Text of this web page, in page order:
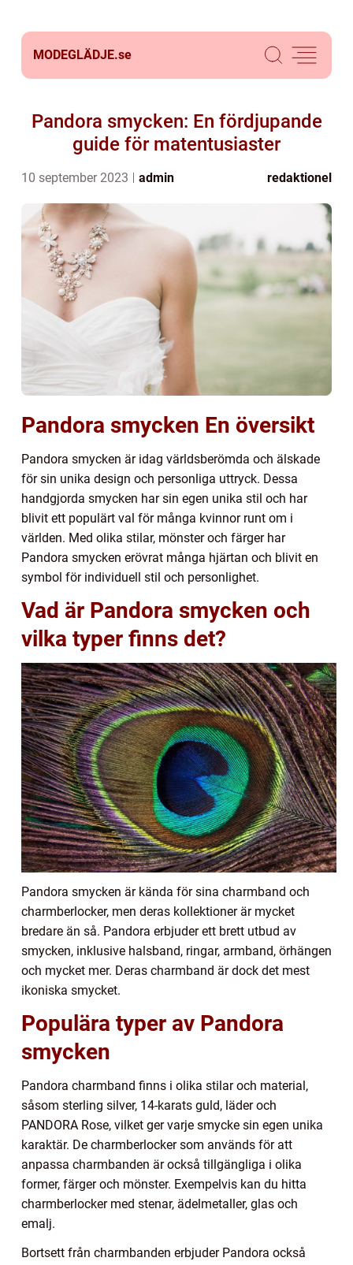
MODEGLÄDJE.se
Pandora smycken: En fördjupande
guide för matentusiaster
10 september 2023 admin redaktionel
Pandora smycken En översikt
Pandora smycken är idag världsberömda och älskade
för sin unika design och personliga uttryck. Dessa
handgjorda smycken har sin egen unika stil och har
blivit ett populärt val för många kvinnor runt om i
världen. Med olika stilar, mönster och färger har
Pandora smycken erövrat många hjärtan och blivit en
symbol för individuell stil och personlighet.
Vad är Pandora smycken och
vilka typer finns det?
Pandora smycken är kända för sina charmband och
charmberlocker, men deras kollektioner är mycket
bredare än så. Pandora erbjuder ett brett utbud av
smycken, inklusive halsband, ringar, armband, örhängen
och mycket mer. Deras charmband är dock det mest
ikoniska smycket.
Populära typer av Pandora
smycken
Pandora charmband finns i olika stilar och material,
såsom sterling silver, 14-karats guld, läder och
PANDORA Rose, vilket ger varje smycke sin egen unika
karaktär. De charmberlocker som används för att
anpassa charmbanden är också tillgängliga i olika
former, färger och mönster. Exempelvis kan du hitta
charmberlocker med stenar, ädelmetaller, glas och
emalj.
Bortsett från charmbanden erbjuder Pandora också